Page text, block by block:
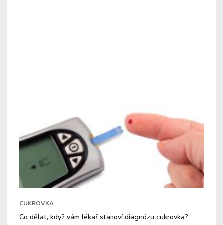
CUKROVKA
Co dělat, když vám lékař stanoví diagnózu cukrovka?